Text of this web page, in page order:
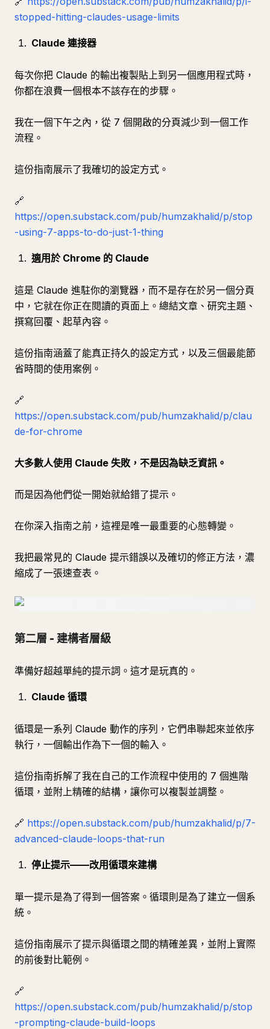
stopped-hitting-claudes-usage-limits
Claude 連接器
每次你把 Claude 的輸出複製貼上到另一個應用程式時，
你都在浪費一個根本不該存在的步驟。
我在一個下午之內，從 7 個開啟的分頁減少到一個工作
流程。
這份指南展示了我確切的設定方式。
🔗
https://open.substack.com/pub/humzakhalid/p/stop
-using-7-apps-to-do-just-1-thing
適用於 Chrome 的 Claude
這是 Claude 進駐你的瀏覽器，而不是存在於另一個分頁
中，它就在你正在閱讀的頁面上。總結文章、研究主題、
撰寫回覆、起草內容。
這份指南涵蓋了能真正持久的設定方式，以及三個最能節
省時間的使用案例。
🔗
https://open.substack.com/pub/humzakhalid/p/clau
de-for-chrome
大多數人使用 Claude 失敗，不是因為缺乏資訊。
而是因為他們從一開始就給錯了提示。
在你深入指南之前，這裡是唯一最重要的心態轉變。
我把最常見的 Claude 提示錯誤以及確切的修正方法，濃
縮成了一張速查表。
第二層 - 建構者層級
準備好超越單純的提示詞。這才是玩真的。
Claude 循環
循環是一系列 Claude 動作的序列，它們串聯起來並依序
執行，一個輸出作為下一個的輸入。
這份指南拆解了我在自己的工作流程中使用的 7 個進階
循環，並附上精確的結構，讓你可以複製並調整。
🔗 https://open.substack.com/pub/humzakhalid/p/7-
advanced-claude-loops-that-run
停止提示——改用循環來建構
單一提示是為了得到一個答案。循環則是為了建立一個系
統。
這份指南展示了提示與循環之間的精確差異，並附上實際
的前後對比範例。
🔗
https://open.substack.com/pub/humzakhalid/p/stop
-prompting-claude-build-loops